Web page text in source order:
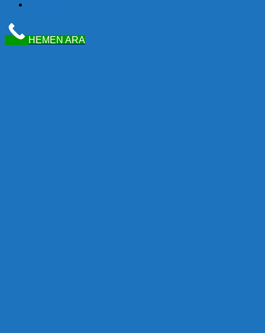
HEMEN ARA